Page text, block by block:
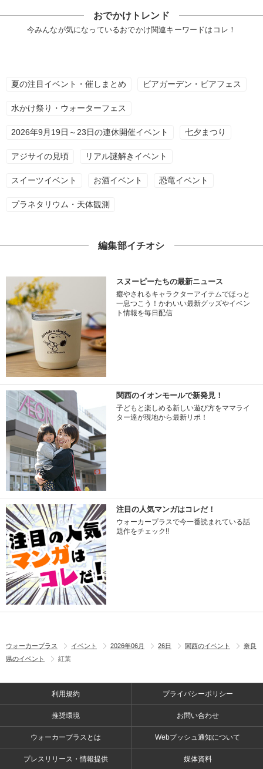
おでかけトレンド
今みんなが気になっているおでかけ関連キーワードはコレ！
夏の注目イベント・催しまとめ ビアガーデン・ビアフェス
水かけ祭り・ウォーターフェス
2026年9月19日～23日の連休開催イベント 七夕まつり
アジサイの見頃 リアル謎解きイベント
スイーツイベント お酒イベント 恐竜イベント
プラネタリウム・天体観測
編集部イチオシ
スヌーピーたちの最新ニュース
癒やされるキャラクターアイテムでほっと
一息つこう！かわいい最新グッズやイベン
ト情報を毎日配信
関西のイオンモールで新発見！
子どもと楽しめる新しい遊び方をママライ
ター達が現地から最新リポ！
注目の人気マンガはコレだ！
ウォーカープラスで今一番読まれている話
題作をチェック!!
ウォーカープラス イベント 2026年06月 26日 関西のイベント
奈良
県のイベント
紅葉
利用規約 プライバシーポリシー
推奨環境 お問い合わせ
ウォーカープラスとは Webプッシュ通知について
プレスリリース・情報提供 媒体資料